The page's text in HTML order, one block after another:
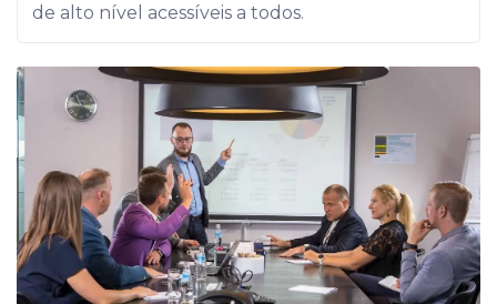
de alto nível acessíveis a todos.